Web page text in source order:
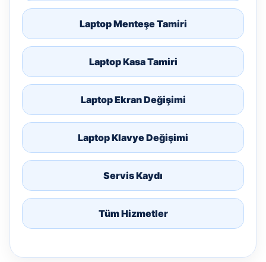
Laptop Menteşe Tamiri
Laptop Kasa Tamiri
Laptop Ekran Değişimi
Laptop Klavye Değişimi
Servis Kaydı
Tüm Hizmetler